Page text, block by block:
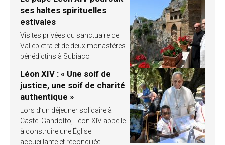
ses haltes spirituelles
estivales
Visites privées du sanctuaire de
Vallepietra et de deux monastères
bénédictins à Subiaco
Léon XIV : « Une soif de
justice, une soif de charité
authentique »
Lors d’un déjeuner solidaire à
Castel Gandolfo, Léon XIV appelle
à construire une Église
accueillante et réconciliée